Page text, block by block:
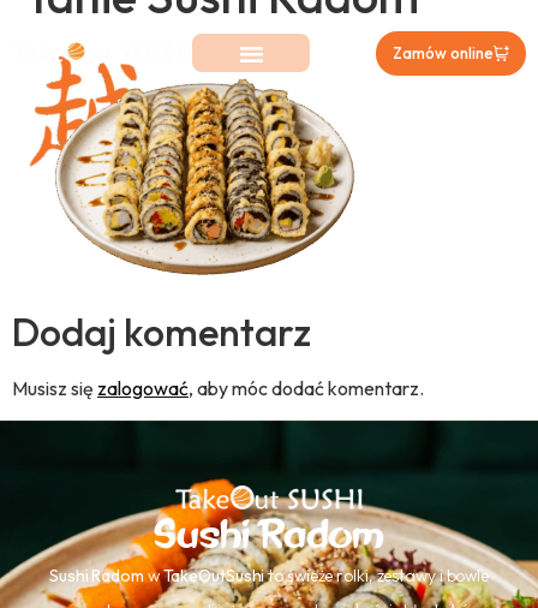
Zamów online
Dodaj komentarz
Musisz się zalogować, aby móc dodać komentarz.
Sushi Radom
Sushi RadomwTakeOutSushito świeże rolki, zestawy i bowle